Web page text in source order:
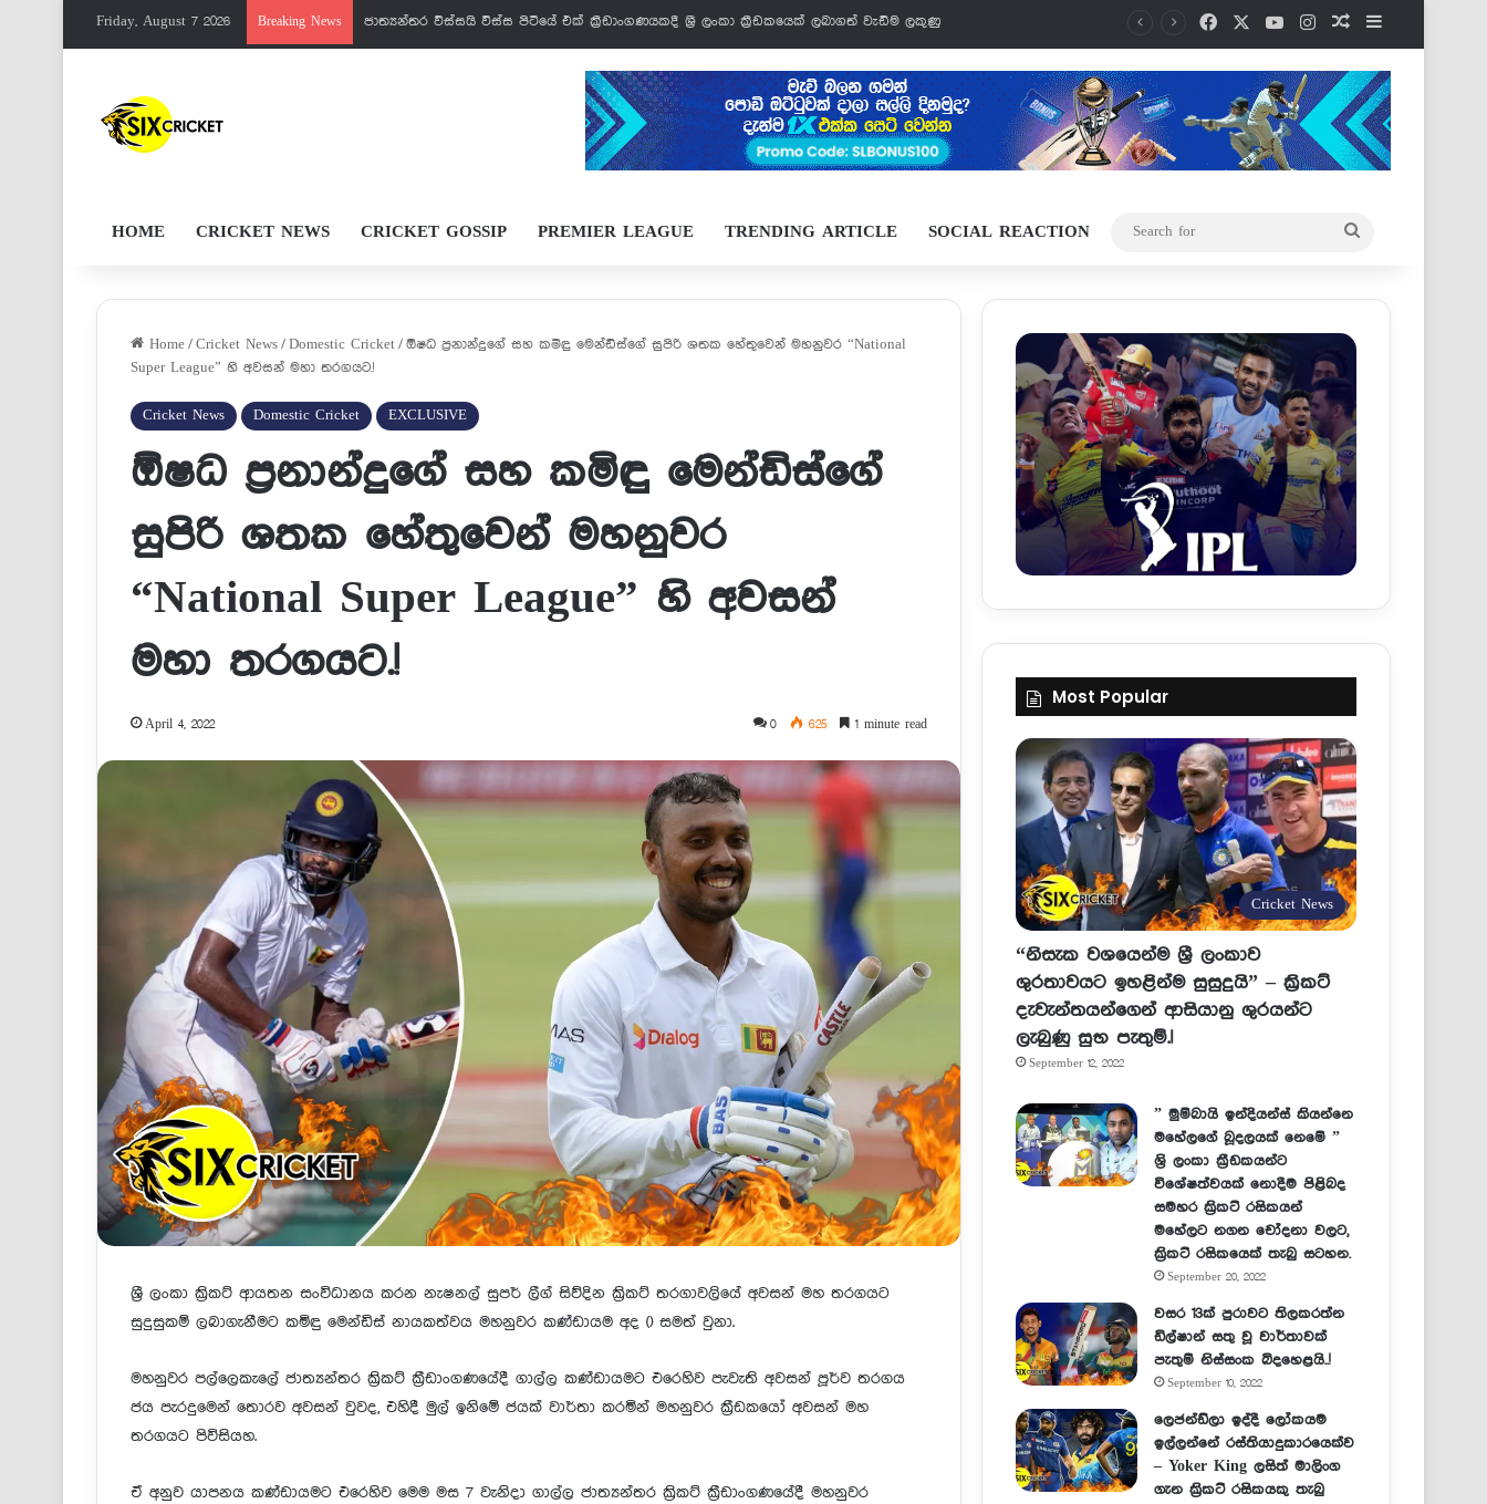
Friday, August 7 2026 Breaking News පැතුම්ට මරු වැඩක් වෙන්නයි යන්නේ Facebook YouTubeInstagramRandom Article
HOME CRICKET NEWS CRICKET GOSSIP PREMIER LEAGUE TRENDING ARTICLE SOCIAL REACTION
Home / Cricket News / Domestic Cricket / ඕෂධ ප්‍රනාන්දුගේ සහ කමිඳු මෙන්ඩිස්ගේ සුපිරි ශතක හේතුවෙන් මහනුවර “National
Super League” හි අවසන් මහා තරගයට.!
Cricket News Domestic Cricket EXCLUSIVE
ඕෂධ ප්‍රනාන්දුගේ සහ කමිඳු මෙන්ඩිස්ගේ
සුපිරි ශතක හේතුවෙන් මහනුවර
“National Super League” හි අවසන්
මහා තරගයට.!
April 4, 2022 0 625 1 minute read
ශ්‍රී ලංකා ක්‍රිකට් ආයතන සංවිධානය කරන නැෂනල් සුපර් ලීග් සිව්දින ක්‍රිකට් තරගාවලියේ අවසන් මහ තරගයට
සුදුසුකම් ලබාගැනීමට කමිඳු මෙන්ඩිස් නායකත්වය මහනුවර කණ්ඩායම අද () සමත් වුනා.
මහනුවර පල්ලෙකැලේ ජාත්‍යන්තර ක්‍රිකට් ක්‍රීඩාංගණයේදී ගාල්ල කණ්ඩායමට එරෙහිව පැවැති අවසන් පූර්ව තරගය
ජය පැරදුමෙන් තොරව අවසන් වුවද, එහිදී මුල් ඉනිමේ ජයක් වාර්තා කරමින් මහනුවර ක්‍රීඩකයෝ අවසන් මහ
තරගයට පිවිසියහ.
ඒ අනුව යාපනය කණ්ඩායමට එරෙහිව මෙම මස 7 වැනිදා ගාල්ල ජාත්‍යන්තර ක්‍රිකට් ක්‍රීඩාංගණයේදී මහනුවර
Most Popular
Cricket News
“නිසැක වශයෙන්ම ශ්‍රී ලංකාව
ශුරතාවයට ඉහළින්ම සුසුදුයි” – ක්‍රිකට්
දැවැන්තයන්ගෙන් ආසියානු ශුරයන්ට
ලැබුණු සුභ පැතුම්.!
September 12, 2022
” මුම්බායි ඉන්දියන්ස් කියන්නෙ
මහේලගේ බූදලයක් නෙමේ ”
ශ්‍රි ලංකා ක්‍රීඩකයන්ට
විශේෂත්වයක් නොදීම පිළිබද
සමහර ක්‍රිකට් රසිකයන්
මහේලට නගන චෝදනා වලට,
ක්‍රිකට් රසිකයෙක් තැබු සටහන.
September 20, 2022
වසර 13ක් පුරාවට තිලකරත්න
ඩිල්ෂාන් සතු වූ වාර්තාවක්
පැතුම් නිස්සංක බිදහෙළයි..!
September 10, 2022
ලෙජන්ඩ්ලා ඉද්දී ලෝකයම
ඉල්ලන්නේ රස්තියාදුකාරයෙක්ව
– Yoker King ලසිත් මාලිංග
ගැන ක්‍රිකට් රසිකයකු තැබු